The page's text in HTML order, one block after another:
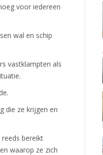
voor iedereen
wal en schip
vastklampten als
die ze krijgen en
bereikt
waarop ze zich